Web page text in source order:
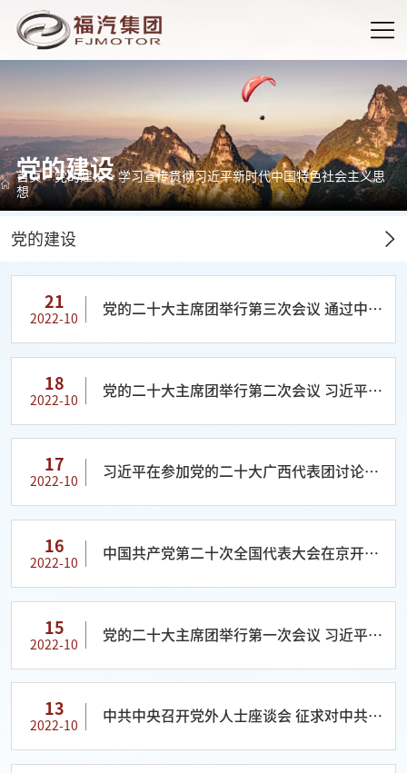
党的建设
首页>党的建设>学习宣传贯彻习近平新时代中国特色社会主义思
想
党的建设
21
2022-10
党的二十大主席团举行第三次会议 通过中央
名单（草案） 习近平主持会议
18
2022-10
党的二十大主席团举行第二次会议 习近平主
17
2022-10
习近平在参加党的二十大广西代表团讨论时
大复兴号巨轮乘风破浪扬帆远航
16
2022-10
中国共产党第二十次全国代表大会在京开幕
告
15
2022-10
党的二十大主席团举行第一次会议 习近平出
13
2022-10
中共中央召开党外人士座谈会 征求对中共二